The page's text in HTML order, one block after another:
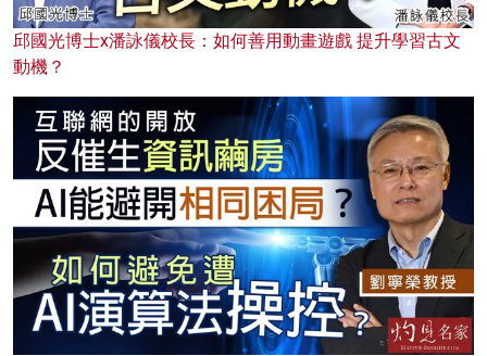
邱國光博士x潘詠儀校長：如何善用動畫遊戲 提升學習古文
動機？